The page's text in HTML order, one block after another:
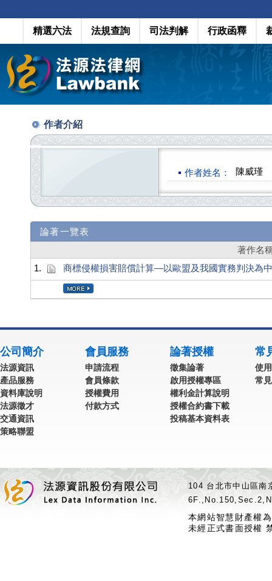
精選六法 法規查詢 司法判解 行政函釋
作者介紹
作者姓名： 陳威瑾
論著一覽表
著作名
1.
商標侵權損害賠償計算—以歐盟及我國實務判決為
公司簡介
法源資訊
產品服務
資料庫說明
法源徵才
交通資訊
策略聯盟
會員服務
申請流程
會員條款
授權費用
付款方式
論著授權
徵集論著
啟用授權專區
權利金計算說明
授權合約書下載
投稿基本資料表
常
使
常
104 台北市中山區
本網站智慧財產權
未經正式書面授權